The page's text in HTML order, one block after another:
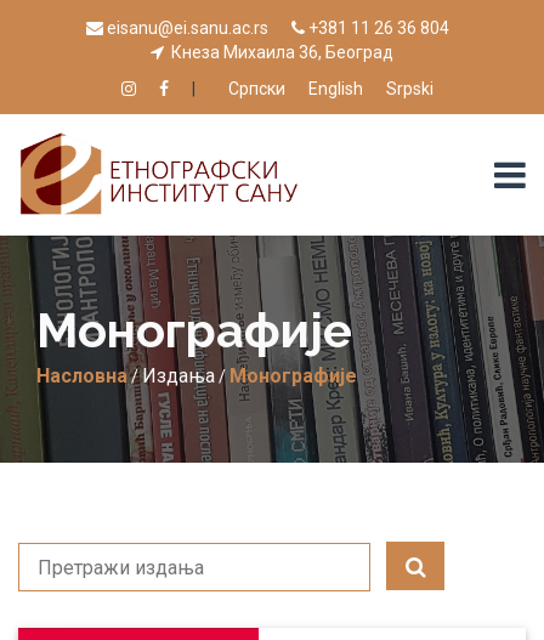
eisanu@ei.sanu.ac.rs
+381 11 26 36 804
Кнеза Михаила 36, Београд
Српски English Srpski
Монографије
Насловна/Издања/ Монографије